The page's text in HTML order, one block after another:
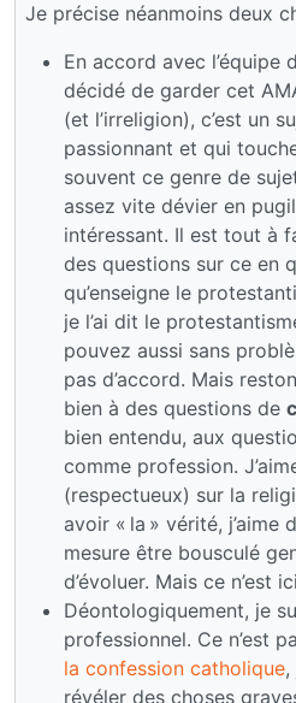
Je précise néanmoins deux
En accord avec l’équipe
décidé de garder cet
(et l’irreligion), c’est un
passionnant et qui
souvent ce genre de
assez vite dévier en
intéressant. Il est tout à
des questions sur ce en
qu’enseigne le
je l’ai dit le
pouvez aussi sans
pas d’accord. Mais
bien à des questions de
bien entendu, aux
comme profession.
(respectueux) sur la
avoir « la » vérité, j’aime
mesure être bousculé
d’évoluer. Mais ce n’est
Déontologiquement, je
professionnel. Ce n’est
la confession catholique,
révéler des choses